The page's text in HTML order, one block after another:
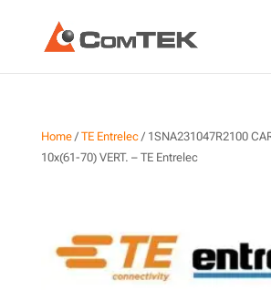
Home/ TE Entrelec/ 1SNA231047R2100
10x(61-70) VERT. – TE Entrelec